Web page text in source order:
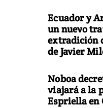
Ecuador y
un nuevo
extradición
de Javier
Noboa
viajará a la
Espriella en